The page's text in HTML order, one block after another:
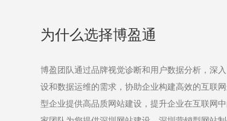
为什么选择博盈通
博盈团队通过品牌视觉诊断和用户数据分析，深
设和数据运维的需求，协助企业构建高效的互联
型企业提供高品质网站建设，提升企业在互联网